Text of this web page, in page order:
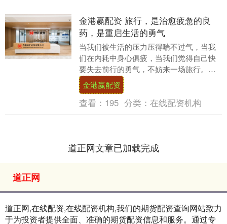
金港赢配资 旅行，是治愈疲惫的良
药，是重启生活的勇气
当我们被生活的压力压得喘不过气，当我
们在内耗中身心俱疲，当我们觉得自己快
要失去前行的勇气，不妨来一场旅行。旅
行就像一剂治愈疲惫的良药，能抚平我们
内心的褶皱，能治....
金港赢配资
查看： 195 分类： 在线配资机构
道正网文章已加载完成
道正网
道正网,在线配资,在线配资机构,我们的期货配资查询网站致力
于为投资者提供全面、准确的期货配资信息和服务。通过专